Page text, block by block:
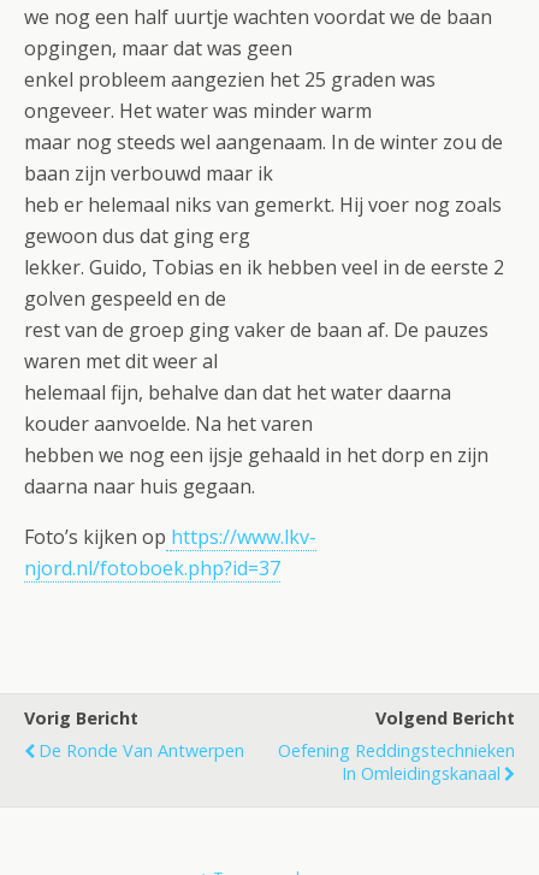
we nog een half uurtje wachten voordat we de baan
opgingen, maar dat was geen
enkel probleem aangezien het 25 graden was
ongeveer. Het water was minder warm
maar nog steeds wel aangenaam. In de winter zou de
baan zijn verbouwd maar ik
heb er helemaal niks van gemerkt. Hij voer nog zoals
gewoon dus dat ging erg
lekker. Guido, Tobias en ik hebben veel in de eerste 2
golven gespeeld en de
rest van de groep ging vaker de baan af. De pauzes
waren met dit weer al
helemaal fijn, behalve dan dat het water daarna
kouder aanvoelde. Na het varen
hebben we nog een ijsje gehaald in het dorp en zijn
daarna naar huis gegaan.
Foto’s kijken op https://www.lkv-
njord.nl/fotoboek.php?id=37
Vorig Bericht
De Ronde Van Antwerpen
Volgend Bericht
Oefening Reddingstechnieken
In Omleidingskanaal